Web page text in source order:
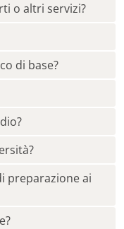
o altri servizi?
di base?
preparazione ai